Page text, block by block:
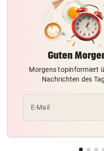
Guten
Morgens topinformiert
Nachrichten des
E-Mail